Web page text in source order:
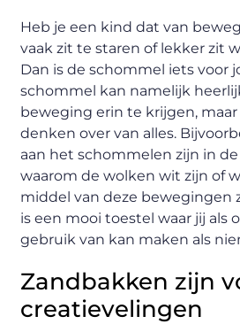
Heb je een kind dat van
vaak zit te staren of lekker zit
Dan is de schommel iets voor
schommel kan namelijk
beweging erin te krijgen,
denken over van alles.
aan het schommelen zijn in
waarom de wolken wit zijn of
middel van deze bewegingen
is een mooi toestel waar jij als
gebruik van kan maken als
Zandbakken zijn
creatievelingen